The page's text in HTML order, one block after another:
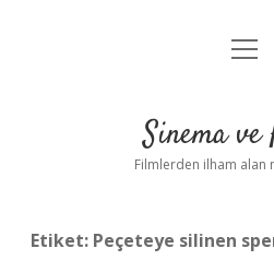
Gizlilik
Yasal
Sinema ve
Filmlerden ilham alan
Etiket: Peçeteye silinen